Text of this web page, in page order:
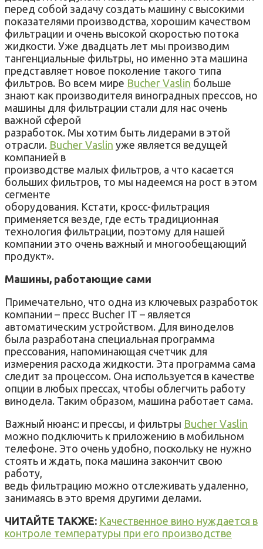
перед собой задачу создать машину с высокими
показателями производства, хорошим качеством
фильтрации и очень высокой скоростью потока
жидкости. Уже двадцать лет мы производим
тангенциальные фильтры, но именно эта машина
представляет новое поколение такого типа
фильтров. Во всем мире Bucher Vaslin больше
знают как производителя виноградных прессов, но
машины для фильтрации стали для нас очень
важной сферой
разработок. Мы хотим быть лидерами в этой
отрасли. Bucher Vaslin уже является ведущей
компанией в
производстве малых фильтров, а что касается
больших фильтров, то мы надеемся на рост в этом
сегменте
оборудования. Кстати, кросс-фильтрация
применяется везде, где есть традиционная
технология фильтрации, поэтому для нашей
компании это очень важный и многообещающий
продукт».
Машины, работающие сами
Примечательно, что одна из ключевых разработок
компании – пресс Bucher IT – является
автоматическим устройством. Для виноделов
была разработана специальная программа
прессования, напоминающая счетчик для
измерения расхода жидкости. Эта программа сама
следит за процессом. Она используется в качестве
опции в любых прессах, чтобы облегчить работу
винодела. Таким образом, машина работает сама.
Важный нюанс: и прессы, и фильтры Bucher Vaslin
можно подключить к приложению в мобильном
телефоне. Это очень удобно, поскольку не нужно
стоять и ждать, пока машина закончит свою
работу,
ведь фильтрацию можно отслеживать удаленно,
занимаясь в это время другими делами.
ЧИТАЙТЕ ТАКЖЕ: Качественное вино нуждается в
контроле температуры при его производстве